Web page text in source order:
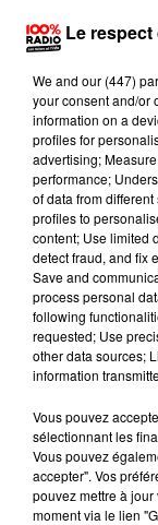
Lecture
100%
100% Radio
6 novembre
LES INFOS
Le
We and our (447)
your consent and/or
information on a
profiles for
advertising;
performance;
of data from
profiles to
content; Use limited
detect fraud, and fix
Save and
process personal
following
requested; Use
other data sources;
information
Vous pouvez
sélectionnant les
Vous pouvez
accepter". Vos
pouvez mettre à
moment via le lien